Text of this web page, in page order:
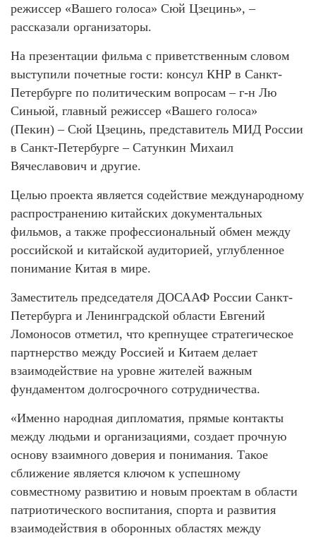
режиссер «Вашего голоса» Сюй Цзецинь», –
рассказали организаторы.
На презентации фильма с приветственным словом
выступили почетные гости: консул КНР в Санкт-
Петербурге по политическим вопросам – г-н Лю
Синьюй, главный режиссер «Вашего голоса»
(Пекин) – Сюй Цзецинь, представитель МИД России
в Санкт-Петербурге – Сатункин Михаил
Вячеславович и другие.
Целью проекта является содействие международному
распространению китайских документальных
фильмов, а также профессиональный обмен между
российской и китайской аудиторией, углубленное
понимание Китая в мире.
Заместитель председателя ДОСААФ России Санкт-
Петербурга и Ленинградской области Евгений
Ломоносов отметил, что крепнущее стратегическое
партнерство между Россией и Китаем делает
взаимодействие на уровне жителей важным
фундаментом долгосрочного сотрудничества.
«Именно народная дипломатия, прямые контакты
между людьми и организациями, создает прочную
основу взаимного доверия и понимания. Такое
сближение является ключом к успешному
совместному развитию и новым проектам в области
патриотического воспитания, спорта и развития
взаимодействия в оборонных областях между